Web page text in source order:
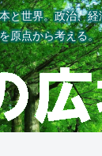
と世界。政治、
原点から考える。